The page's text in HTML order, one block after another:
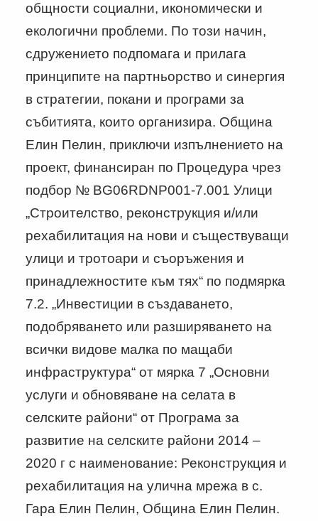
общности социални, икономически и
екологични проблеми. По този начин,
сдружението подпомага и прилага
принципите на партньорство и синергия
в стратегии, покани и програми за
събитията, които организира. Община
Елин Пелин, приключи изпълнението на
проект, финансиран по Процедура чрез
подбор № BG06RDNP001-7.001 Улици
„Строителство, реконструкция и/или
рехабилитация на нови и съществуващи
улици и тротоари и съоръжения и
принадлежностите към тях“ по подмярка
7.2. „Инвестиции в създаването,
подобряването или разширяването на
всички видове малка по мащаби
инфраструктура“ от мярка 7 „Основни
услуги и обновяване на селата в
селските райони“ от Програма за
развитие на селските райони 2014 –
2020 г с наименование: Реконструкция и
рехабилитация на улична мрежа в с.
Гара Елин Пелин, Община Елин Пелин.